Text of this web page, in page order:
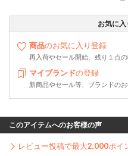
お気に
商品のお気に入り登録
再入荷やセール開始、残り１点
マイブランドの登録
新商品やセール等、ブランドの
このアイテムへのお客様の声
レビュー投稿で最大2,000ポイ